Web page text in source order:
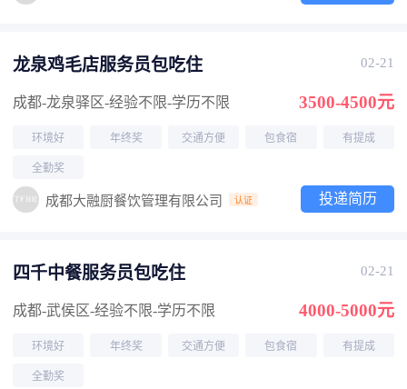
龙泉鸡毛店服务员包吃住 02-21
成都-龙泉驿区-经验不限-学历不限 3500-4500元
环境好 年终奖 交通方便 包食宿 有提成
全勤奖
成都大融厨餐饮管理有限公司 认证 投递简历
四千中餐服务员包吃住 02-21
成都-武侯区-经验不限-学历不限 4000-5000元
环境好 年终奖 交通方便 包食宿 有提成
全勤奖